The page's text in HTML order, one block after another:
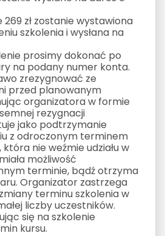
zł zostanie wystawiona
szkolenia i wysłana na
prosimy dokonać po
na podany numer konta.
zrezygnować ze
przed planowanym
organizatora w formie
rezygnacji
jako podtrzymanie
z odroczonym terminem
która nie weźmie udziału w
możliwość
terminie, bądź otrzyma
Organizator zastrzega
terminu szkolenia w
liczby uczestników.
się na szkolenie
kursu.